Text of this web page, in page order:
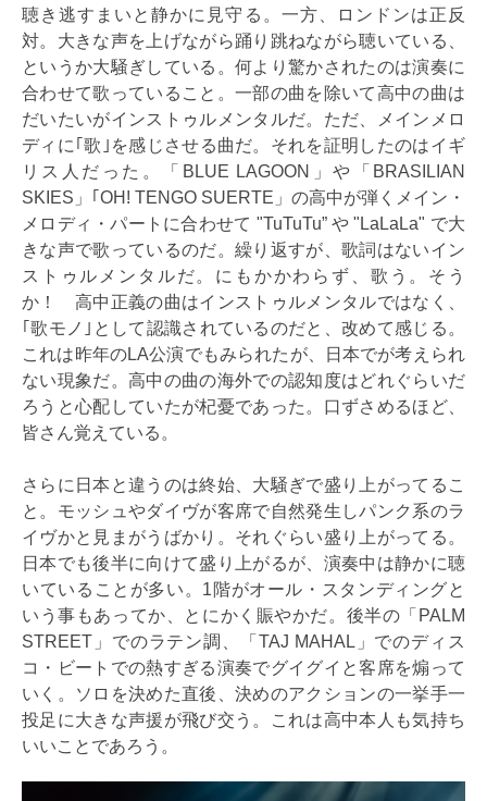
聴き逃すまいと静かに見守る。一方、ロンドンは正反
対。大きな声を上げながら踊り跳ねながら聴いている、
というか大騒ぎしている。何より驚かされたのは演奏に
合わせて歌っていること。一部の曲を除いて高中の曲は
だいたいがインストゥルメンタルだ。ただ、メインメロ
ディに｢歌｣を感じさせる曲だ。それを証明したのはイギ
リス人だった。「BLUE LAGOON」や「BRASILIAN
SKIES」｢OH! TENGO SUERTE」の高中が弾くメイン・
メロディ・パートに合わせて "TuTuTu” や "LaLaLa" で大
きな声で歌っているのだ。繰り返すが、歌詞はないイン
ストゥルメンタルだ。にもかかわらず、歌う。そう
か！ 高中正義の曲はインストゥルメンタルではなく、
｢歌モノ｣として認識されているのだと、改めて感じる。
これは昨年のLA公演でもみられたが、日本でが考えられ
ない現象だ。高中の曲の海外での認知度はどれぐらいだ
ろうと心配していたが杞憂であった。口ずさめるほど、
皆さん覚えている。
さらに日本と違うのは終始、大騒ぎで盛り上がってるこ
と。モッシュやダイヴが客席で自然発生しパンク系のラ
イヴかと見まがうばかり。それぐらい盛り上がってる。
日本でも後半に向けて盛り上がるが、演奏中は静かに聴
いていることが多い。1階がオール・スタンディングと
いう事もあってか、とにかく賑やかだ。後半の「PALM
STREET」でのラテン調、「TAJ MAHAL」でのディス
コ・ビートでの熱すぎる演奏でグイグイと客席を煽って
いく。ソロを決めた直後、決めのアクションの一挙手一
投足に大きな声援が飛び交う。これは高中本人も気持ち
いいことであろう。